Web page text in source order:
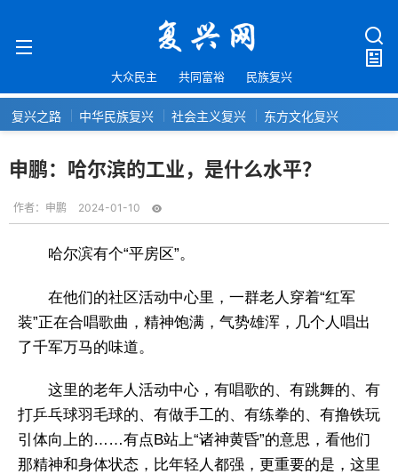
大众民主 共同富裕 民族复兴
复兴之路 中华民族复兴 社会主义复兴 东方文化复兴
申鹏：哈尔滨的工业，是什么水平？
作者： 申鹏 2024-01-10
哈尔滨有个“平房区”。
在他们的社区活动中心里，一群老人穿着“红军
装”正在合唱歌曲，精神饱满，气势雄浑，几个人唱出
了千军万马的味道。
这里的老年人活动中心，有唱歌的、有跳舞的、有
打乒乓球羽毛球的、有做手工的、有练拳的、有撸铁玩
引体向上的……有点B站上“诸神黄昏”的意思，看他们
那精神和身体状态，比年轻人都强，更重要的是，这里